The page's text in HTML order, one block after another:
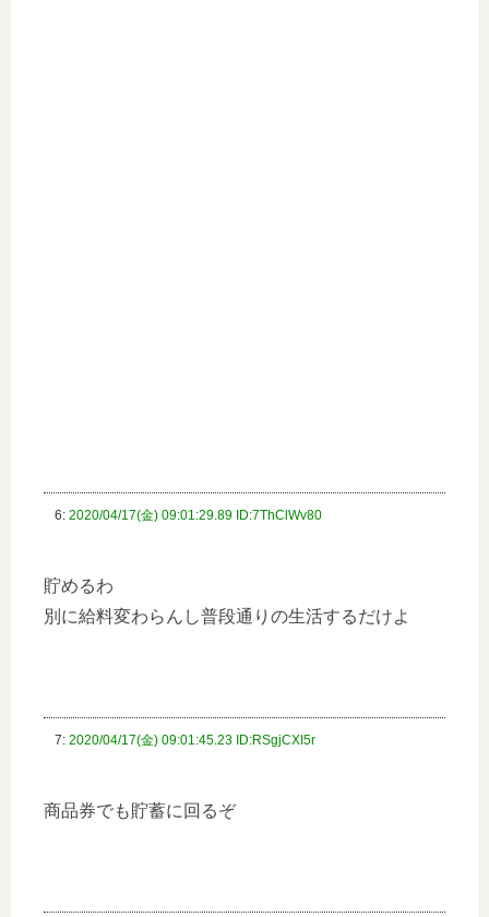
6: 2020/04/17(金) 09:01:29.89 ID:7ThClWv80
貯めるわ
別に給料変わらんし普段通りの生活するだけよ
7: 2020/04/17(金) 09:01:45.23 ID:RSgjCXI5r
商品券でも貯蓄に回るぞ